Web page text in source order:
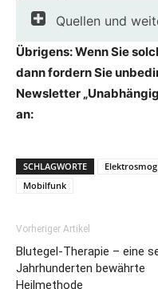
Quellen und
Übrigens: Wenn Sie
dann fordern Sie
Newsletter
an:
SCHLAGWORTE Elektrosmog
Mobilfunk
Vorheriger Artikel
Blutegel-Therapie – eine
Jahrhunderten bewährte
Heilmethode